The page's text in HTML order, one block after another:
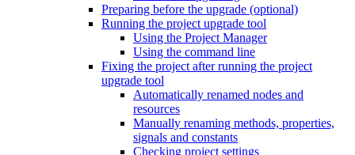
Preparing before the upgrade (optional)
Running the project upgrade tool
Using the Project Manager
Using the command line
Fixing the project after running the project
upgrade tool
Automatically renamed nodes and
resources
Manually renaming methods, properties,
signals and constants
Checking project settings